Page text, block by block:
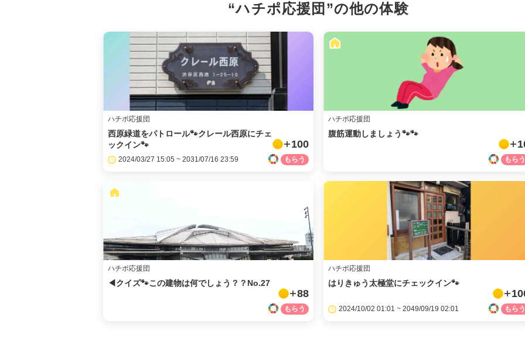
“ハチポ応援団”の他の体験
ハチポ応援団
西原緑道をパトロール🐾クレール西原にチェ
ックイン🐾
100
2024/03/27 15:05 ~ 2031/07/16 23:59
ハチポ応援団
腹筋運動しましょう🐾🐾
ハチポ応援団
◀クイズ🐾この建物は何でしょう？？No.27
88
ハチポ応援団
はりきゅう太極堂にチェックイン🐾
2024/10/02 01:01 ~ 2049/09/19 02:01